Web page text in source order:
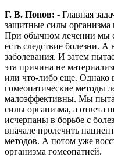
Г. В. Попов: - Главная
защитные силы организма
При обычном лечении мы
есть следствие болезни.
заболевания. И затем
эта причина не
или что-либо еще. Однако
гомеопатические методы
малоэффективны. Мы
силы организма, а ответа
исчерпаны в борьбе с
вначале пролечить
методов. А потом уже
организма гомеопатией.